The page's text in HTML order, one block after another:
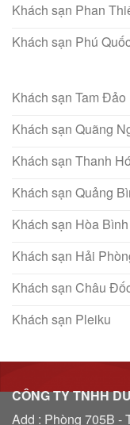
Khách sạn Phan
Khách sạn Phú
Khách sạn Tam Đảo
Khách sạn Quãng
Khách sạn Thanh
Khách sạn Quảng
Khách sạn Hòa Bình
Khách sạn Hải
Khách sạn Châu
Khách sạn Pleiku
CÔNG TY TNHH
Add : Phòng 705B -